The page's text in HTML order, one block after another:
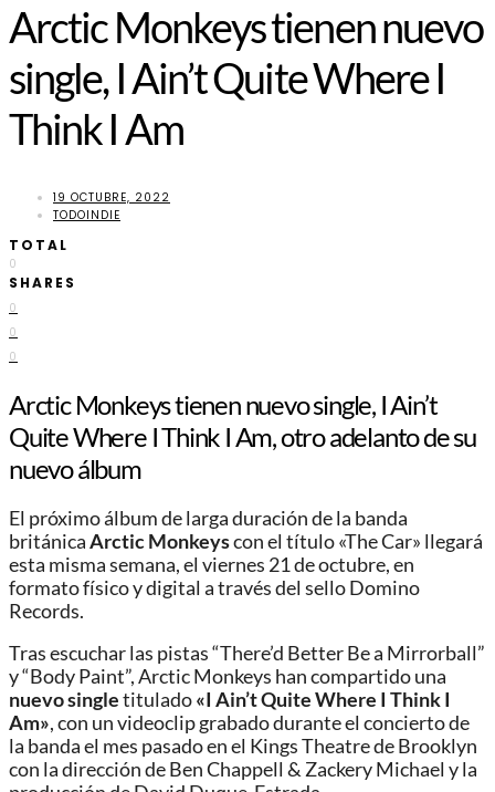
Arctic Monkeys tienen nuevo
single, I Ain’t Quite Where I
Think I Am
19 OCTUBRE, 2022
TODOINDIE
TOTAL
0
SHARES
0
0
0
Arctic Monkeys tienen nuevo single, I Ain’t
Quite Where I Think I Am, otro adelanto de su
nuevo álbum
El próximo álbum de larga duración de la banda
británicaArctic Monkeyscon el título «The Car» llegará
esta misma semana, el viernes 21 de octubre, en
formato físico y digital a través del sello Domino
Records.
Tras escuchar las pistas “There’d Better Be a Mirrorball”
y “Body Paint”, Arctic Monkeys han compartido una
nuevo singletitulado«I Ain’t Quite Where I Think I
Am», con un videoclip grabado durante el concierto de
la banda el mes pasado en el Kings Theatre de Brooklyn
con la dirección de Ben Chappell & Zackery Michael y la